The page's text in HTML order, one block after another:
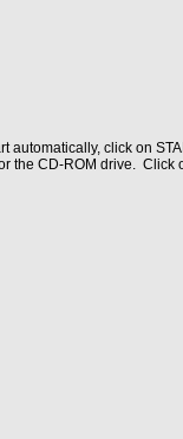
click on
the CD-ROM drive. Click